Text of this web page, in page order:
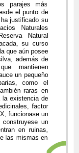
parajes más
el punto de
justificado su
Naturales
Natural
su curso
que aún posee
además de
mantienen
un pequeño
como el
raras en
la existencia de
factor
funcionase un
un
en ruinas,
las mismas en